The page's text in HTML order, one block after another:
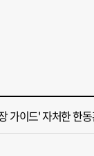
청사, 북항 재개발
가이드' 자처한 한동훈
기 만에 노조 생긴